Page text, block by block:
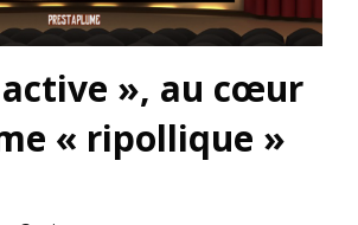
», au cœur
« ripollique »